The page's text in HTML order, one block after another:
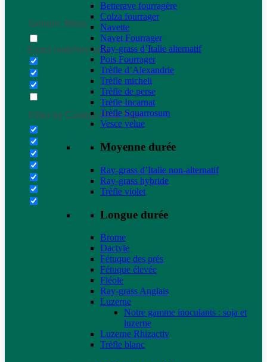
Generic filters
Exact matches only
Filter by Custom Post Type
Betterave fourragère
Colza fourrager
Navette
Navet Fourrager
Ray-grass d’Italie alternatif
Pois Fourrager
Trèfle d’Alexandrie
Trèfle micheli
Trèfle de perse
Trèfle Incarnat
Trèfle Squarrosum
Vesce velue
Moyenne durée
Ray-grass d’Italie non-alternatif
Ray-grass hybride
Trèfle violet
Longue durée
Brome
Dactyle
Fétuque des prés
Fétuque élevée
Fléole
Ray-grass Anglais
Luzerne
Notre gamme inoculants : soja et
luzerne
Luzerne Rhizactiv
Trèfle blanc